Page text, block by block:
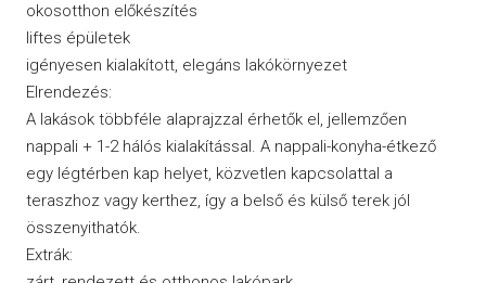
okosotthon előkészítés
liftes épületek
igényesen kialakított, elegáns lakókörnyezet
Elrendezés:
A lakások többféle alaprajzzal érhetők el, jellemzően
nappali + 1-2 hálós kialakítással. A nappali-konyha-étkező
egy légtérben kap helyet, közvetlen kapcsolattal a
teraszhoz vagy kerthez, így a belső és külső terek jól
összenyithatók.
Extrák: